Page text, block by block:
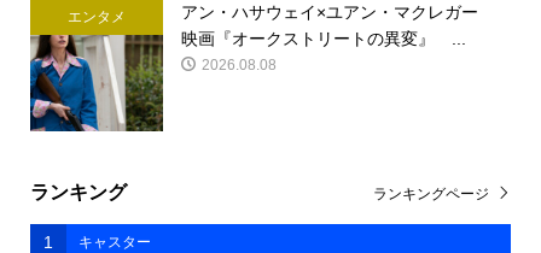
エンタメ
アン・ハサウェイ×ユアン・マクレガー
映画『オークストリートの異変』 ...
2026.08.08
ランキング
1 キャスター
ランキングページ